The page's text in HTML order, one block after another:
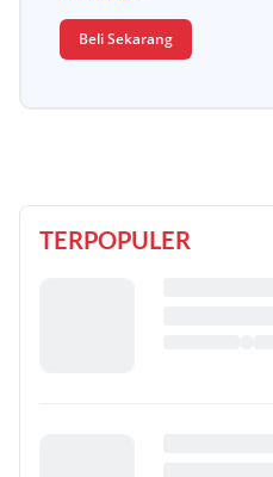
Beli Sekarang
TERPOPULER